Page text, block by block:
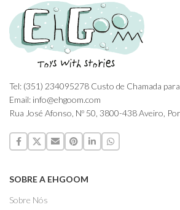
Tel: (351) 234095278 Custo de Chamada
Email: info@ehgoom.com
Rua José Afonso, Nº 50, 3800-438 Aveiro,
SOBRE A EHGOOM
Sobre Nós